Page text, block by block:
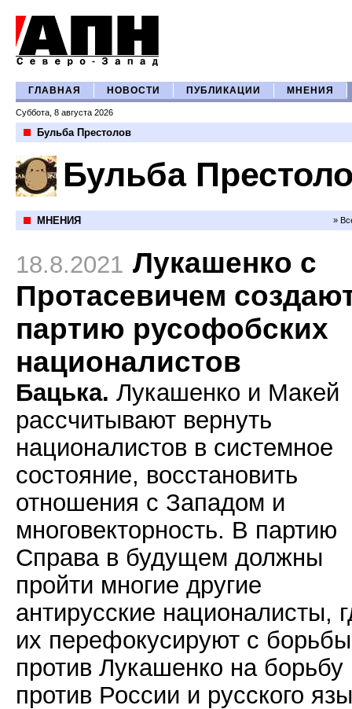
ГЛАВНАЯ НОВОСТИ ПУБЛИКАЦИИ МНЕНИЯ
Суббота, 8 августа 2026
Бульба Престолов
Бульба
МНЕНИЯ »
18.8.2021 Лукашенко с
Протасевичем
партию русофобских
националистов
Бацька. Лукашенко и Макей
рассчитывают вернуть
националистов в системное
состояние, восстановить
отношения с Западом и
многовекторность. В партию
Справа в будущем должны
пройти многие другие
антирусские националисты,
их перефокусируют с борьбы
против Лукашенко на борьбу
против России и русского